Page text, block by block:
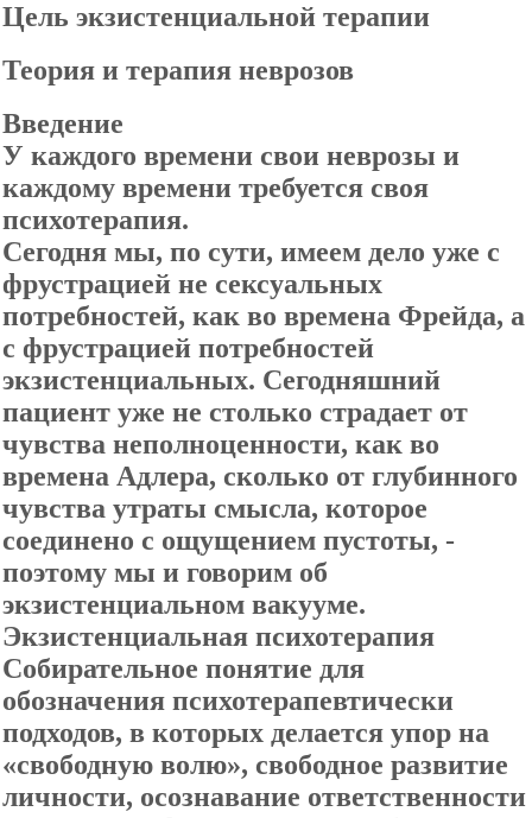
Цель экзистенциальной терапии
Теория и терапия неврозов
Введение
У каждого времени свои неврозы и
каждому времени требуется своя
психотерапия.
Сегодня мы, по сути, имеем дело уже с
фрустрацией не сексуальных
потребностей, как во времена Фрейда, а
с фрустрацией потребностей
экзистенциальных. Сегодняшний
пациент уже не столько страдает от
чувства неполноценности, как во
времена Адлера, сколько от глубинного
чувства утраты смысла, которое
соединено с ощущением пустоты, -
поэтому мы и говорим об
экзистенциальном вакууме.
Экзистенциальная психотерапия
Собирательное понятие для
обозначения психотерапевтически
подходов, в которых делается упор на
«свободную волю», свободное развитие
личности, осознавание ответственности